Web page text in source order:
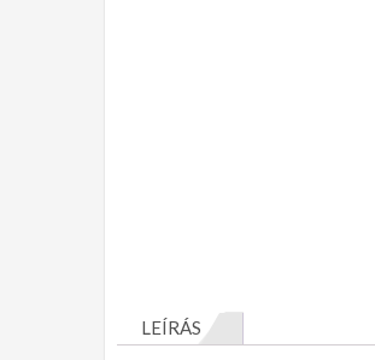
LEÍRÁS